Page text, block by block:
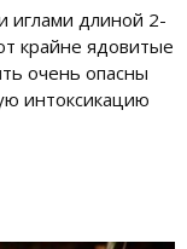
иглами длиной 2-
крайне ядовитые
очень опасны
интоксикацию